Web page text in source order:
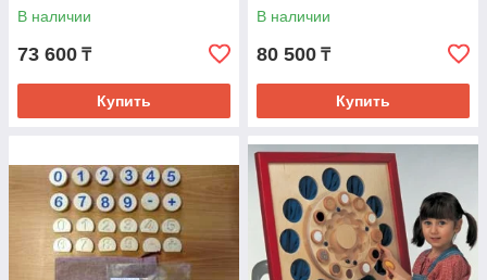
В наличии
73 600 ₸
Купить
В наличии
80 500 ₸
Купить